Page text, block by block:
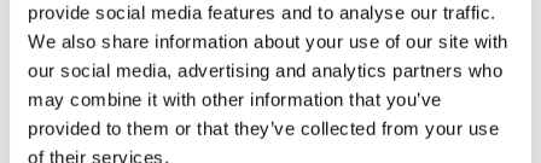
provide social media features and to analyse our traffic.
We also share information about your use of our site with
our social media, advertising and analytics partners who
may combine it with other information that you’ve
provided to them or that they’ve collected from your use
of their services.
À propos de la propriété
Terrain de 31120m2 avec ruine situé à
Cerro do Bruxo à Faro. A 5 minutes de l'aéroport et du centre de
Faro, dans une zone d'expansion, situé à côté du plus grand et plus
récent complexe résidentiel de Faro. Les accès routiers sont
goudronnés et proches des jonctions de l'A22, de l'IC4 et de la N2,
avec accès aux supermarchés, au centre commercial et autres.